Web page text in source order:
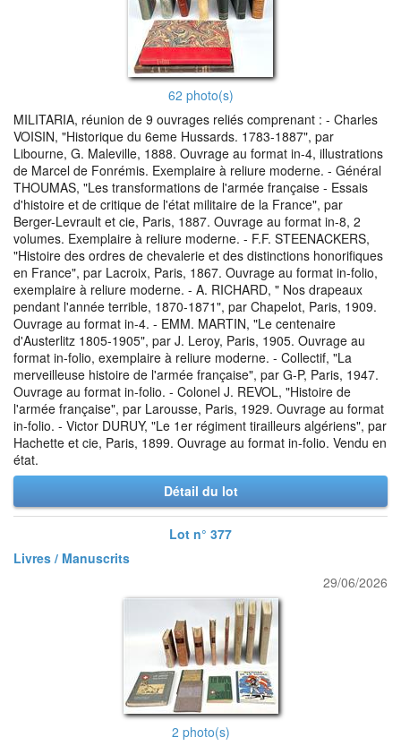
62 photo(s)
MILITARIA, réunion de 9 ouvrages reliés comprenant : - Charles
VOISIN, "Historique du 6eme Hussards. 1783-1887", par
Libourne, G. Maleville, 1888. Ouvrage au format in-4, illustrations
de Marcel de Fonrémis. Exemplaire à reliure moderne. - Général
THOUMAS, "Les transformations de l'armée française - Essais
d'histoire et de critique de l'état militaire de la France", par
Berger-Levrault et cie, Paris, 1887. Ouvrage au format in-8, 2
volumes. Exemplaire à reliure moderne. - F.F. STEENACKERS,
"Histoire des ordres de chevalerie et des distinctions honorifiques
en France", par Lacroix, Paris, 1867. Ouvrage au format in-folio,
exemplaire à reliure moderne. - A. RICHARD, " Nos drapeaux
pendant l'année terrible, 1870-1871", par Chapelot, Paris, 1909.
Ouvrage au format in-4. - EMM. MARTIN, "Le centenaire
d'Austerlitz 1805-1905", par J. Leroy, Paris, 1905. Ouvrage au
format in-folio, exemplaire à reliure moderne. - Collectif, "La
merveilleuse histoire de l'armée française", par G-P, Paris, 1947.
Ouvrage au format in-folio. - Colonel J. REVOL, "Histoire de
l'armée française", par Larousse, Paris, 1929. Ouvrage au format
in-folio. - Victor DURUY, "Le 1er régiment tirailleurs algériens", par
Hachette et cie, Paris, 1899. Ouvrage au format in-folio. Vendu en
état.
Détail du lot
Lot n° 377
Livres / Manuscrits
29/06/2026
2 photo(s)